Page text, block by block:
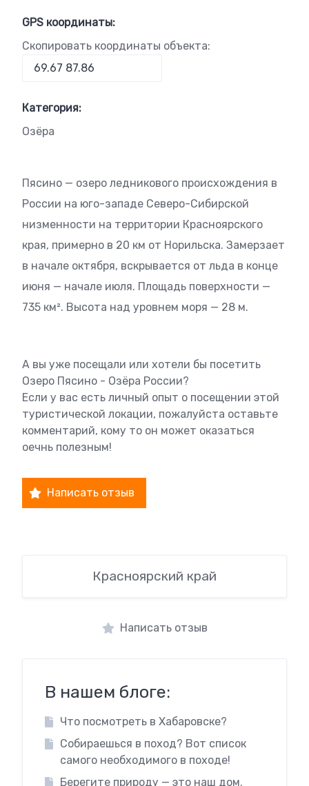
GPS координаты:
Скопировать координаты объекта:
Категория:
Озёра
Пясино — озеро ледникового происхождения в
России на юго-западе Северо-Сибирской
низменности на территории Красноярского
края, примерно в 20 км от Норильска. Замерзает
в начале октября, вскрывается от льда в конце
июня — начале июля. Площадь поверхности —
735 км². Высота над уровнем моря — 28 м.
А вы уже посещали или хотели бы посетить
Озеро Пясино - Озёра России?
Если у вас есть личный опыт о посещении этой
туристической локации, пожалуйста оставьте
комментарий, кому то он может оказаться
оечнь полезным!
Написать отзыв
Красноярский край
Написать отзыв
В нашем блоге:
Что посмотреть в Хабаровске?
Собираешься в поход? Вот список
самого необходимого в походе!
Берегите природу — это наш дом.